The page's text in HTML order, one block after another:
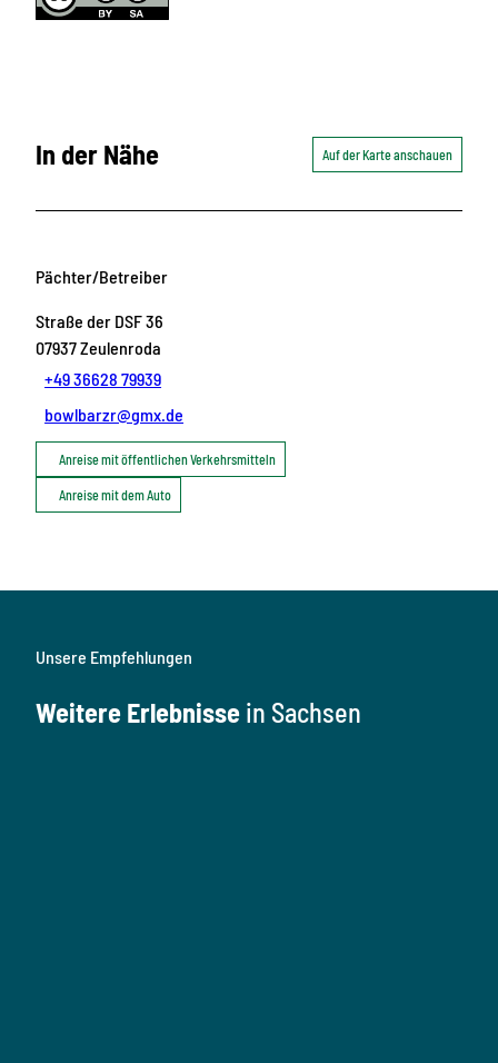
In der Nähe Auf der Karte anschauen
Pächter/Betreiber
Straße der DSF 36
07937Zeulenroda
+49 36628 79939
bowlbarzr@gmx.de
Anreise mit öffentlichen Verkehrsmitteln
Anreise mit dem Auto
Unsere Empfehlungen
Weitere Erlebnisse in Sachsen